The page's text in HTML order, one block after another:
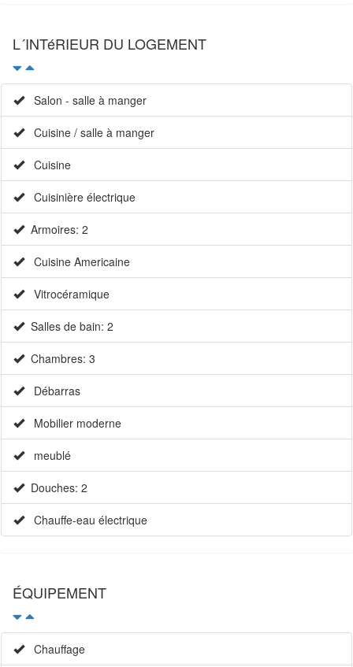
L´INTéRIEUR DU LOGEMENT
Salon - salle à manger
Cuisine / salle à manger
Cuisine
Cuisinière électrique
Armoires: 2
Cuisine Americaine
Vitrocéramique
Salles de bain: 2
Chambres: 3
Débarras
Mobilier moderne
meublé
Douches: 2
Chauffe-eau électrique
ÉQUIPEMENT
Chauffage